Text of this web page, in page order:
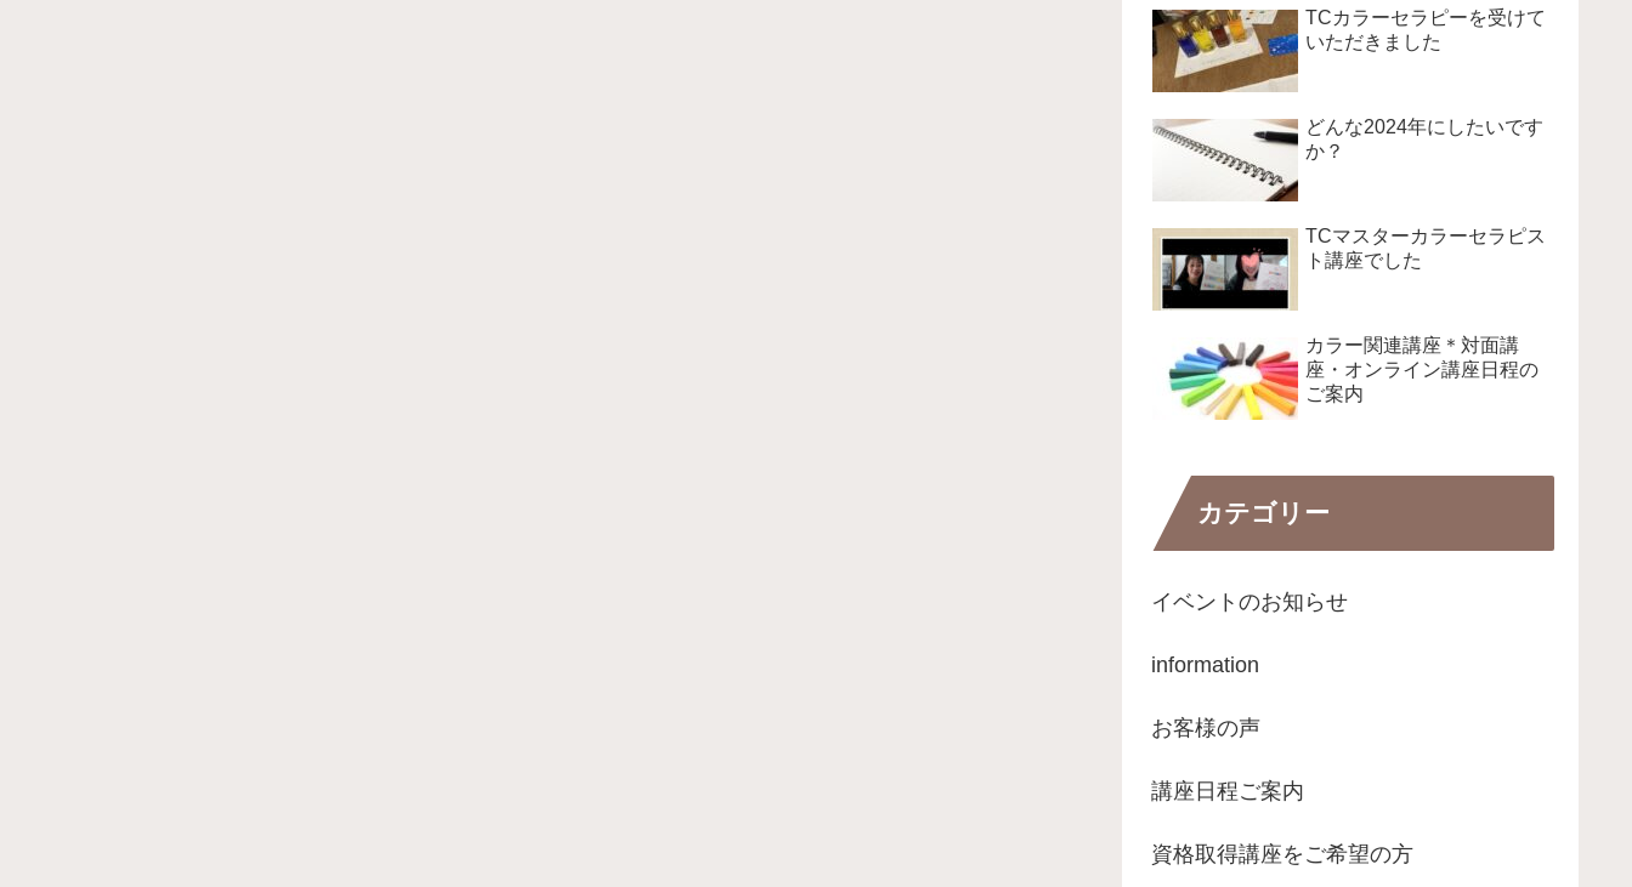
TCカラーセラピーを受けて
いただきました
どんな2024年にしたいです
か？
TCマスターカラーセラピス
ト講座でした
カラー関連講座＊対面講
座・オンライン講座日程の
ご案内
カテゴリー
イベントのお知らせ
information
お客様の声
講座日程ご案内
資格取得講座をご希望の方